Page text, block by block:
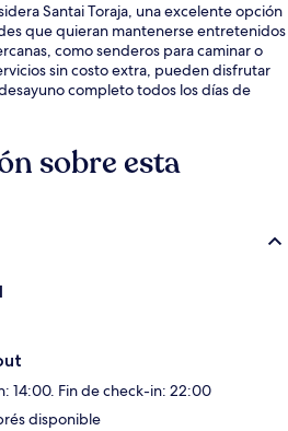
Santai Toraja, una excelente opción
que quieran mantenerse entretenidos
como senderos para caminar o
sin costo extra, pueden disfrutar
completo todos los días de
sobre esta
14:00. Fin de check-in: 22:00
disponible